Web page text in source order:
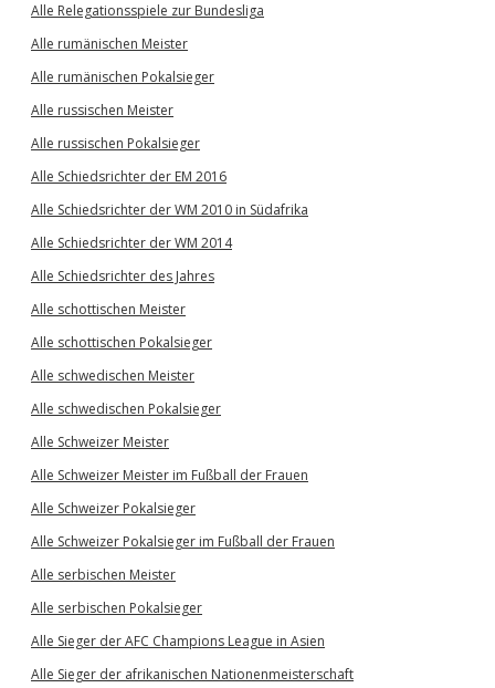
Alle Relegationsspiele zur Bundesliga
Alle rumänischen Meister
Alle rumänischen Pokalsieger
Alle russischen Meister
Alle russischen Pokalsieger
Alle Schiedsrichter der EM 2016
Alle Schiedsrichter der WM 2010 in Südafrika
Alle Schiedsrichter der WM 2014
Alle Schiedsrichter des Jahres
Alle schottischen Meister
Alle schottischen Pokalsieger
Alle schwedischen Meister
Alle schwedischen Pokalsieger
Alle Schweizer Meister
Alle Schweizer Meister im Fußball der Frauen
Alle Schweizer Pokalsieger
Alle Schweizer Pokalsieger im Fußball der Frauen
Alle serbischen Meister
Alle serbischen Pokalsieger
Alle Sieger der AFC Champions League in Asien
Alle Sieger der afrikanischen Nationenmeisterschaft